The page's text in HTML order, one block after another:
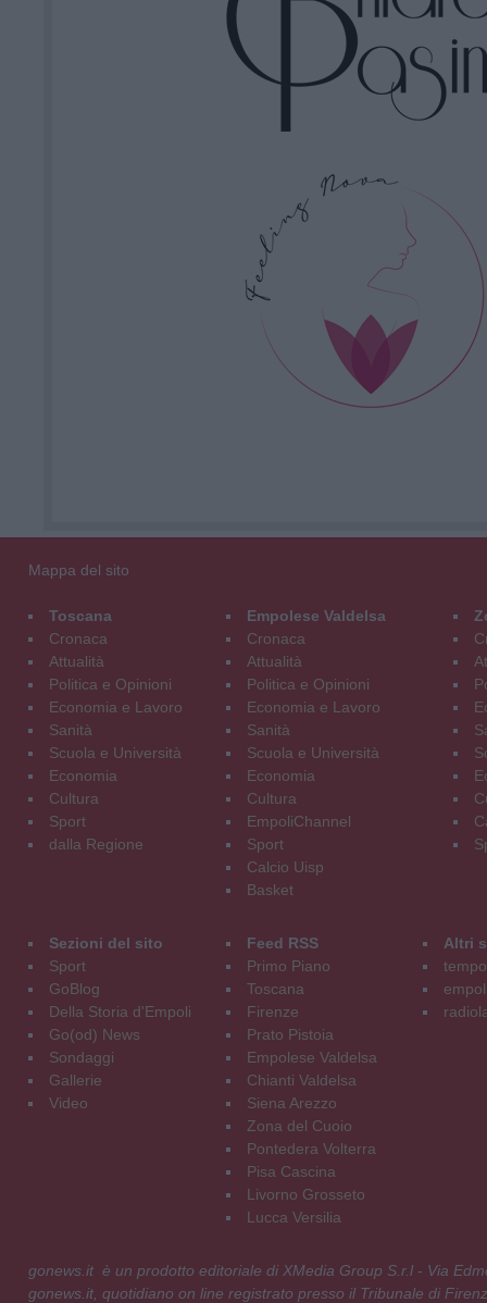
Mappa del sito
Toscana
Cronaca
Attualità
Politica e Opinioni
Economia e Lavoro
Sanità
Scuola e Università
Economia
Cultura
Sport
dalla Regione
Empolese Valdelsa
Cronaca
Attualità
Politica e Opinioni
Economia e Lavoro
Sanità
Scuola e Università
Economia
Cultura
EmpoliChannel
Sport
Calcio Uisp
Basket
Sezioni del sito
Sport
GoBlog
Della Storia d'Empoli
Go(od) News
Sondaggi
Gallerie
Video
Feed RSS
Primo Piano
Toscana
Firenze
Prato Pistoia
Empolese Valdelsa
Chianti Valdelsa
Siena Arezzo
Zona del Cuoio
Pontedera Volterra
Pisa Cascina
Livorno Grosseto
Lucca Versilia
Altri
gonews.it è un prodotto editoriale di XMedia Group S.r.l - Via
gonews.it, quotidiano on line registrato presso il Tribunale di